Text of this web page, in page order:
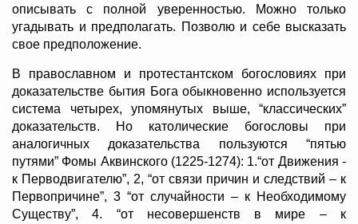
описывать с полной уверенностью. Можно только
угадывать и предполагать. Позволю и себе высказать
свое предположение.
В православном и протестантском богословиях при
доказательстве бытия Бога обыкновенно используется
система четырех, упомянутых выше, “классических”
доказательств. Но католические богословы при
аналогичных доказательства пользуются “пятью
путями” Фомы Аквинского (1225-1274): 1.“от Движения -
к Перводвигателю”, 2, “от связи причин и следствий – к
Первопричине”, 3 “от случайности – к Необходимому
Существу”, 4. “от несовершенств в мире – к